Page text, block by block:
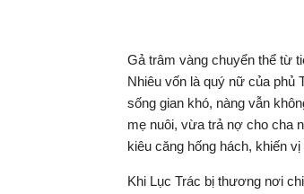
Gả trâm vàng chuyển thể từ
Nhiêu vốn là quý nữ của phủ
sống gian khó, nàng vẫn
mẹ nuôi, vừa trả nợ cho cha
kiêu căng hống hách, khiến
Khi Lục Trác bị thương nơi